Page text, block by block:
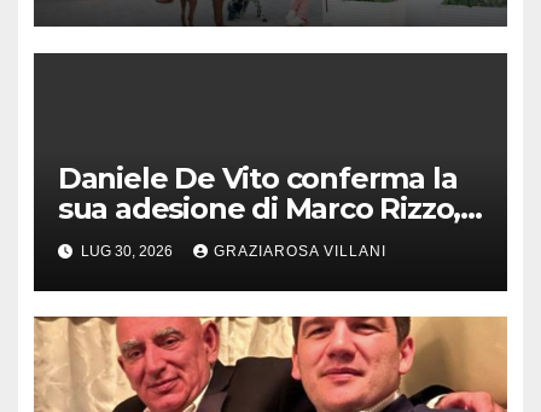
Daniele De Vito conferma la
sua adesione di Marco Rizzo,
nel rispetto delle decisioni
del 1° Congress
LUG 30, 2026 GRAZIAROSA VILLANI